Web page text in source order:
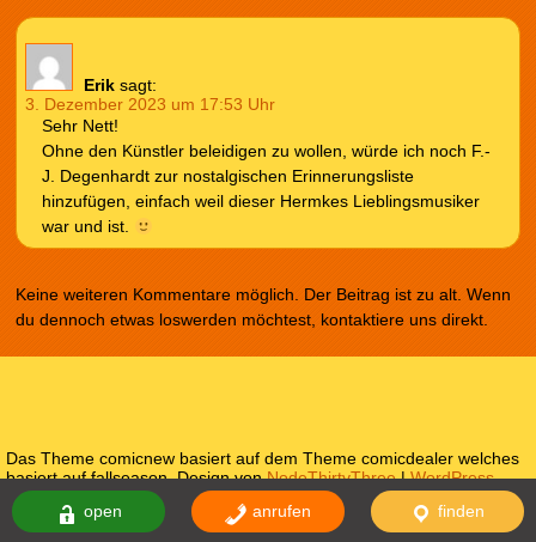
open anrufen finden
Erik sagt:
3. Dezember 2023 um 17:53 Uhr
Sehr Nett!
Ohne den Künstler beleidigen zu wollen, würde ich noch F.-
J. Degenhardt zur nostalgischen Erinnerungsliste
hinzufügen, einfach weil dieser Hermkes Lieblingsmusiker
war und ist.
Keine weiteren Kommentare möglich. Der Beitrag ist zu alt. Wenn
du dennoch etwas loswerden möchtest, kontaktiere uns direkt.
Impressum Datenschutzerklärung
Das Theme comicnew basiert auf dem Theme comicdealer welches
basiert auf fallseason. Design vonNodeThirtyThree|WordPress
Themes